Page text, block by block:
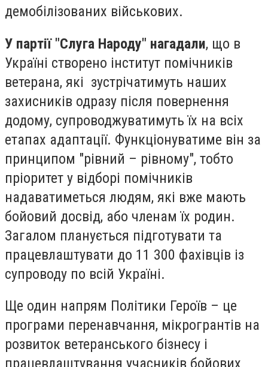
демобілізованих військових.
У партії "Слуга Народу" нагадали, що в
Україні створено інститут помічників
ветерана, які зустрічатимуть наших
захисників одразу після повернення
додому, супроводжуватимуть їх на всіх
етапах адаптації. Функціонуватиме він за
принципом "рівний – рівному", тобто
пріоритет у відборі помічників
надаватиметься людям, які вже мають
бойовий досвід, або членам їх родин.
Загалом планується підготувати та
працевлаштувати до 11 300 фахівців із
супроводу по всій Україні.
Ще один напрям Політики Героїв – це
програми перенавчання, мікрогрантів на
розвиток ветеранського бізнесу і
працевлаштування учасників бойових